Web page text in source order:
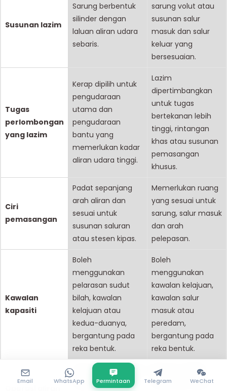
Susunan lazim
Sarung berbentuk
silinder dengan
laluan aliran udara
sebaris.
sarung volut atau
susunan salur
masuk dan salur
keluar yang
bersesuaian.
Tugas
perlombongan
yang lazim
Kerap dipilih untuk
pengudaraan
utama dan
pengudaraan
bantu yang
memerlukan kadar
aliran udara tinggi.
Lazim
dipertimbangkan
untuk tugas
bertekanan lebih
tinggi, rintangan
khas atau susunan
pemasangan
khusus.
Ciri
pemasangan
Padat sepanjang
arah aliran dan
sesuai untuk
susunan saluran
atau stesen kipas.
Memerlukan ruang
yang sesuai untuk
sarung, salur masuk
dan arah
pelepasan.
Kawalan
kapasiti
Boleh
menggunakan
pelarasan sudut
bilah, kawalan
kelajuan atau
kedua-duanya,
bergantung pada
reka bentuk.
Boleh
menggunakan
kawalan kelajuan,
kawalan salur
masuk atau
peredam,
bergantung pada
reka bentuk.
Hanya tersedia bagi
reka bentuk kipas
Biasanya dipilih
untuk satu arah
Email WhatsApp Permintaan Telegram WeChat